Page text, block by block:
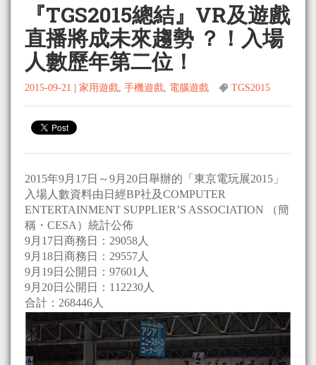
『TGS2015總結』VR及遊戲
直播將成未來趨勢 ？！入場
人數歷年第二位！
2015-09-21 家用遊戲, 手機遊戲, 電腦遊戲 TGS2015
2015年9月17日～9月20日舉辦的「東京電玩展2015」
入場人數資料由日經BP社及COMPUTER
ENTERTAINMENT SUPPLIER’S ASSOCIATION （簡
稱・CESA）統計公佈
9月17日商務日：29058人
9月18日商務日：29557人
9月19日公開日：97601人
9月20日公開日：112230人
合計：268446人